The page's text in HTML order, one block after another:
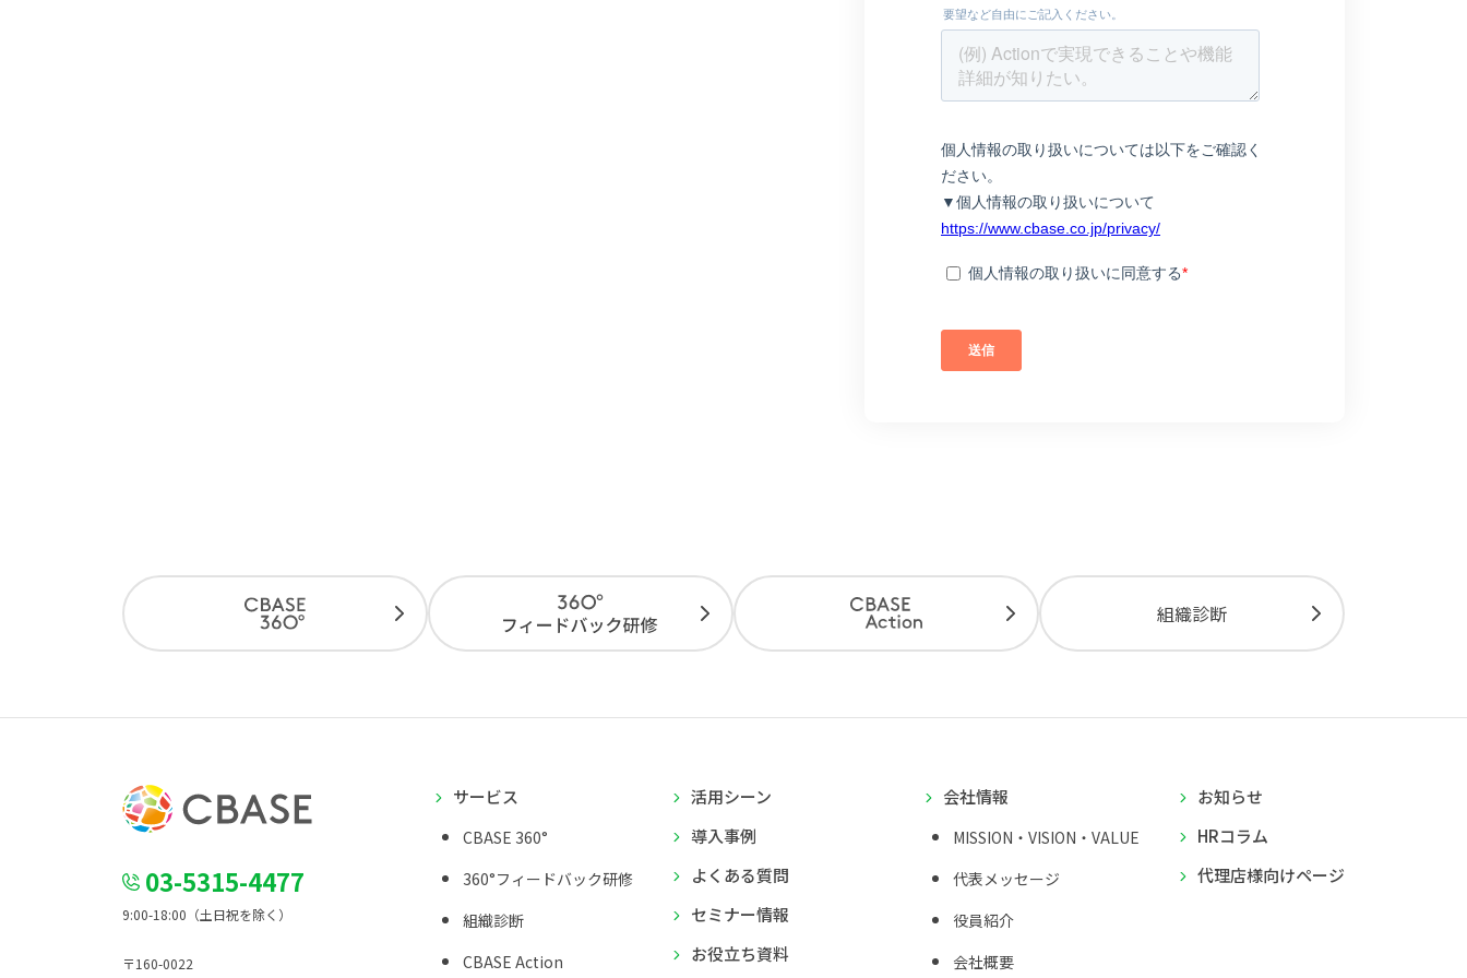
組織診断
サービス
CBASE 360°
360°フィードバック研修
組織診断
CBASE Action
活用シーン
導入事例
よくある質問
セミナー情報
お役立ち資料
会社情報
MISSION・VISION・VALUE
代表メッセージ
役員紹介
会社概要
お知らせ
HRコラム
代理店様向けページ
03-5315-4477
9:00-18:00（土日祝を除く）
〒160-0022